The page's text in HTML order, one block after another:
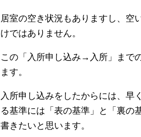
居室の空き状況もありますし、空
けではありません。
この「入所申し込み→入所」まで
ます。
入所申し込みをしたからには、早
る基準には「表の基準」と「裏の
書きたいと思います。